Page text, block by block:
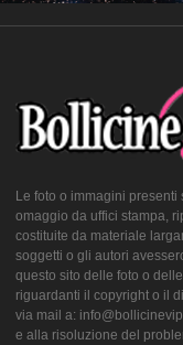
Le foto o immagini
omaggio da uffici stampa,
costituite da materiale
soggetti o gli autori
questo sito delle foto o
riguardanti il copyright o il
via mail a:
e alla risoluzione del